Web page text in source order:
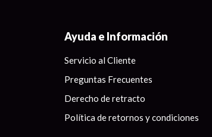
Ayuda e Información
Servicio al Cliente
Preguntas Frecuentes
Derecho de retracto
Política de retornos y condiciones